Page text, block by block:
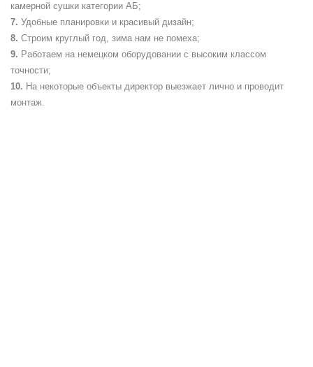
камерной сушки категории АБ;
Удобные планировки и красивый дизайн;
Строим круглый год, зима нам не помеха;
Работаем на немецком оборудовании с высоким классом
точности;
На некоторые объекты директор выезжает лично и проводит
монтаж.